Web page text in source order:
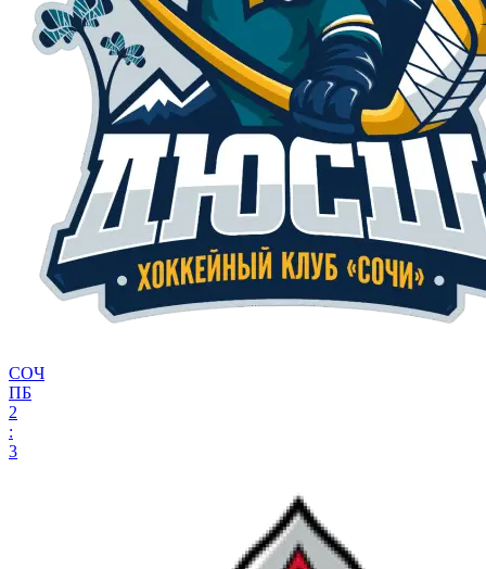
СОЧ
ПБ
2
:
3